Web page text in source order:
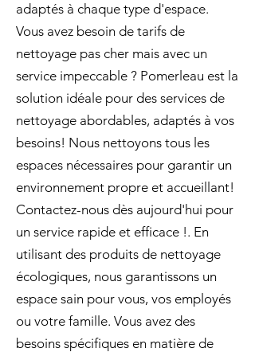
adaptés à chaque type d'espace.
Vous avez besoin de tarifs de
nettoyage pas cher mais avec un
service impeccable ? Pomerleau est la
solution idéale pour des services de
nettoyage abordables, adaptés à vos
besoins! Nous nettoyons tous les
espaces nécessaires pour garantir un
environnement propre et accueillant!
Contactez-nous dès aujourd'hui pour
un service rapide et efficace !. En
utilisant des produits de nettoyage
écologiques, nous garantissons un
espace sain pour vous, vos employés
ou votre famille. Vous avez des
besoins spécifiques en matière de